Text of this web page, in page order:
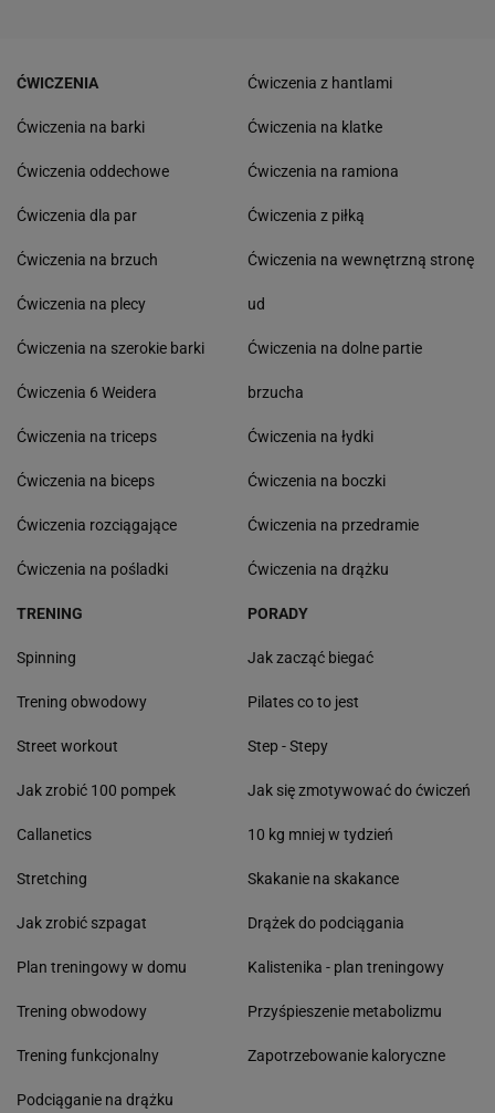
ĆWICZENIA
Ćwiczenia na barki
Ćwiczenia oddechowe
Ćwiczenia dla par
Ćwiczenia na brzuch
Ćwiczenia na plecy
Ćwiczenia na szerokie barki
Ćwiczenia 6 Weidera
Ćwiczenia na triceps
Ćwiczenia na biceps
Ćwiczenia rozciągające
Ćwiczenia na pośladki
Ćwiczenia z hantlami
Ćwiczenia na klatke
Ćwiczenia na ramiona
Ćwiczenia z piłką
Ćwiczenia na wewnętrzną stronę
ud
Ćwiczenia na dolne partie
brzucha
Ćwiczenia na łydki
Ćwiczenia na boczki
Ćwiczenia na przedramie
Ćwiczenia na drążku
TRENING
Spinning
Trening obwodowy
Street workout
Jak zrobić 100 pompek
Callanetics
Stretching
Jak zrobić szpagat
Plan treningowy w domu
Trening obwodowy
Trening funkcjonalny
Podciąganie na drążku
PORADY
Jak zacząć biegać
Pilates co to jest
Step - Stepy
Jak się zmotywować do ćwiczeń
10 kg mniej w tydzień
Skakanie na skakance
Drążek do podciągania
Kalistenika - plan treningowy
Przyśpieszenie metabolizmu
Zapotrzebowanie kaloryczne